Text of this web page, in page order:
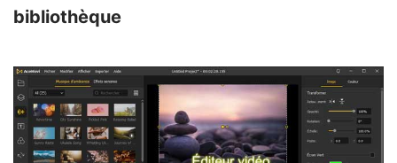
bibliothèque